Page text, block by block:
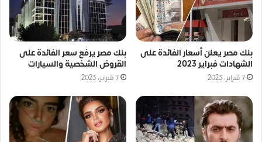
بنك مصر يعلن أسعار الفائدة على
الشهادات فبراير 2023
7 فبراير، 2023
بنك مصر يرفع سعر الفائدة على
القروض الشخصية والسيارات
7 فبراير، 2023